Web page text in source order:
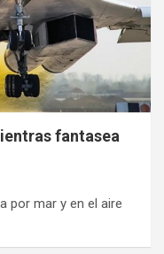
fantasea
por mar y en el aire